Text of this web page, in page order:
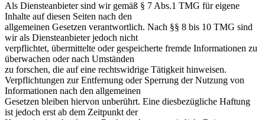
Als Diensteanbieter sind wir gemäß § 7 Abs.1 TMG für eigene
Inhalte auf diesen Seiten nach den
allgemeinen Gesetzen verantwortlich. Nach §§ 8 bis 10 TMG sind
wir als Diensteanbieter jedoch nicht
verpflichtet, übermittelte oder gespeicherte fremde Informationen zu
überwachen oder nach Umständen
zu forschen, die auf eine rechtswidrige Tätigkeit hinweisen.
Verpflichtungen zur Entfernung oder Sperrung der Nutzung von
Informationen nach den allgemeinen
Gesetzen bleiben hiervon unberührt. Eine diesbezügliche Haftung
ist jedoch erst ab dem Zeitpunkt der